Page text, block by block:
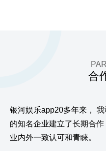
合
银河娱乐app20多年来，
我
的知名企业建立了长期合作
业内外一致认可和青睐。